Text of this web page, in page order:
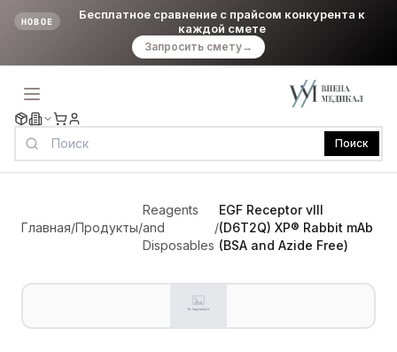
НОВОЕ
Бесплатное сравнение с прайсом конкурента к
каждой смете
Запросить смету→
Поиск
Главная/Продукты/
Reagents
and
Disposables
/
EGF Receptor vIII
(D6T2Q) XP® Rabbit mAb
(BSA and Azide Free)